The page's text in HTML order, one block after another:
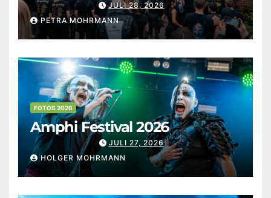
JULI 28, 2026
PETRA MOHRMANN
FOTOS 2026
Amphi Festival 2026
JULI 27, 2026
HOLGER MOHRMANN